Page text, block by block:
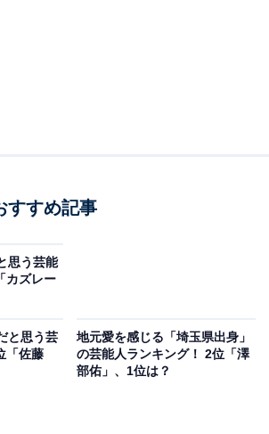
すすめ記事
思う芸能
カズレー
と思う芸
「佐藤
地元愛を感じる「埼玉県出身」
の芸能人ランキング！ 2位「澤
部佑」、1位は？